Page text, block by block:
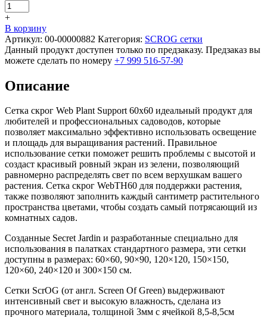
+
В корзину
Артикул: 00-00000882 Категория: SCROG сетки
Данный продукт доступен только по предзаказу. Предзаказ вы
можете сделать по номеру +7 999 516-57-90
Описание
Сетка скрог Web Plant Support 60х60 идеальный продукт для
любителей и профессиональных садоводов, которые
позволяет максимально эффективно использовать освещение
и площадь для выращивания растений. Правильное
использование сетки поможет решить проблемы с высотой и
создаст красивый ровный экран из зелени, позволяющий
равномерно распределять свет по всем верхушкам вашего
растения. Сетка скрог WebTH60 для поддержки растения,
также позволяют заполнить каждый сантиметр растительного
пространства цветами, чтобы создать самый потрясающий из
комнатных садов.
Созданные Secret Jardin и разработанные специально для
использования в палатках стандартного размера, эти сетки
доступны в размерах: 60×60, 90×90, 120×120, 150×150,
120×60, 240×120 и 300×150 см.
Сетки ScrOG (от англ. Screen Of Green) выдерживают
интенсивный свет и высокую влажность, сделана из
прочного материала, толщиной 3мм с ячейкой 8,5-8,5см